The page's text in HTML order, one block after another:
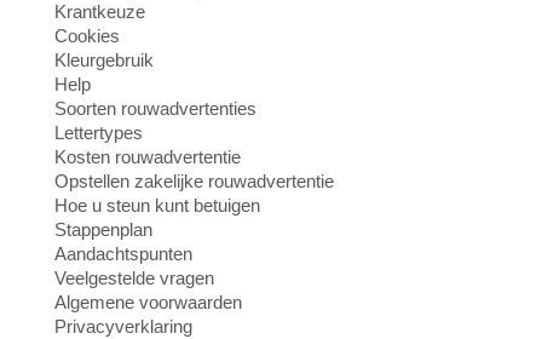
Krantkeuze
Cookies
Kleurgebruik
Help
Soorten rouwadvertenties
Lettertypes
Kosten rouwadvertentie
Opstellen zakelijke rouwadvertentie
Hoe u steun kunt betuigen
Stappenplan
Aandachtspunten
Veelgestelde vragen
Algemene voorwaarden
Privacyverklaring